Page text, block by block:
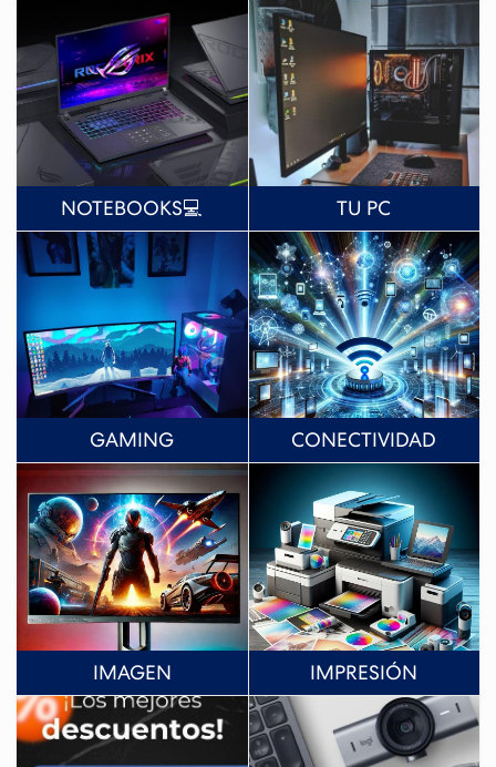
NOTEBOOKS💻 TU PC
GAMING CONECTIVIDAD
IMAGEN IMPRESIÓN